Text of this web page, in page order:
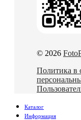
© 2026
Политика в
Каталог
Информация